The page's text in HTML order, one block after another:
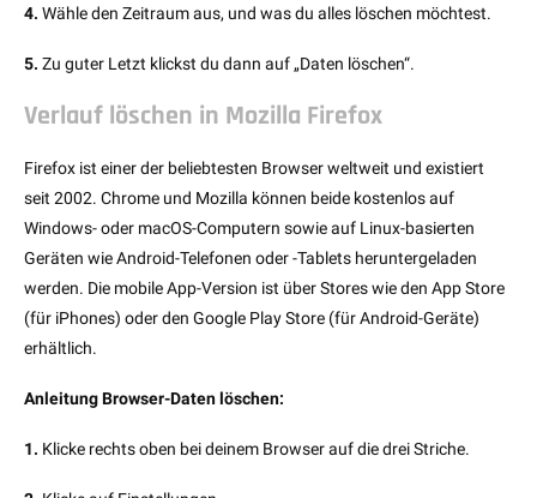
4. Wähle den Zeitraum aus, und was du alles löschen möchtest.
5. Zu guter Letzt klickst du dann auf „Daten löschen“.
Verlauf löschen in Mozilla Firefox
Firefox ist einer der beliebtesten Browser weltweit und existiert
seit 2002. Chrome und Mozilla können beide kostenlos auf
Windows- oder macOS-Computern sowie auf Linux-basierten
Geräten wie Android-Telefonen oder -Tablets heruntergeladen
werden. Die mobile App-Version ist über Stores wie den App Store
(für iPhones) oder den Google Play Store (für Android-Geräte)
erhältlich.
Anleitung Browser-Daten löschen:
1. Klicke rechts oben bei deinem Browser auf die drei Striche.